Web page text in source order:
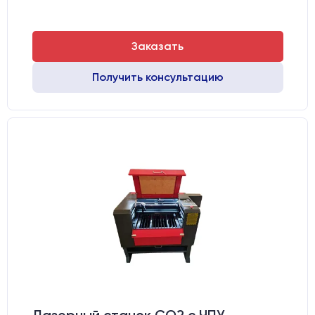
Заказать
Получить консультацию